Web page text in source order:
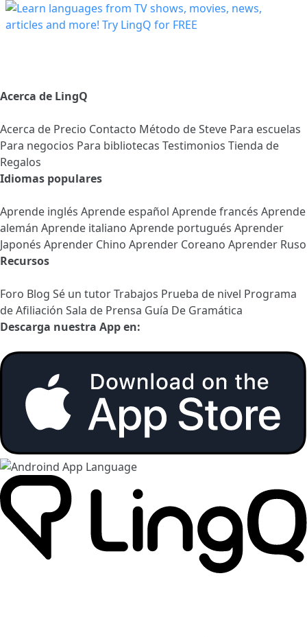
Acerca de LingQ
Acerca de Precio Contacto Método de Steve Para escuelas
Para negocios Para bibliotecas Testimonios Tienda de
Regalos
Idiomas populares
Aprende inglés Aprende español Aprende francés Aprende
alemán Aprende italiano Aprende portugués Aprender
Japonés Aprender Chino Aprender Coreano Aprender Ruso
Recursos
Foro Blog Sé un tutorTrabajos Prueba de nivel Programa
de Afiliación Sala de Prensa Guía De Gramática
Descarga nuestra App en: